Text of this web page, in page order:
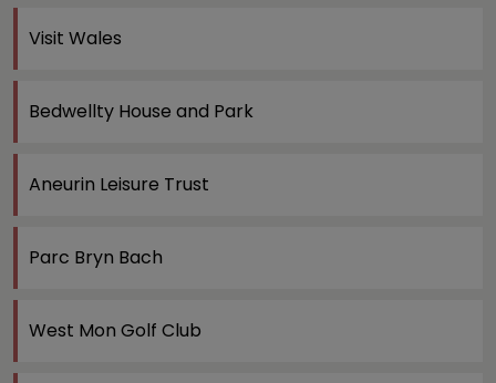
Visit Wales
Bedwellty House and Park
Aneurin Leisure Trust
Parc Bryn Bach
West Mon Golf Club